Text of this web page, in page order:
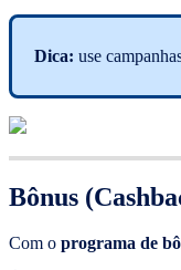
Dica: use
Bônus
Com o programa de